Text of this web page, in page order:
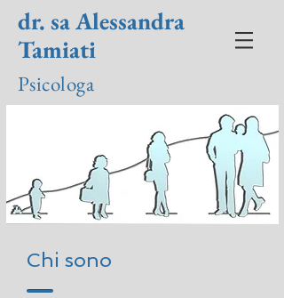
dr. sa Alessandra
Tamiati
Psicologa
Chi sono